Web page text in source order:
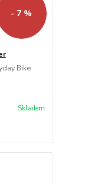
- 7 %
Bike
Skladem